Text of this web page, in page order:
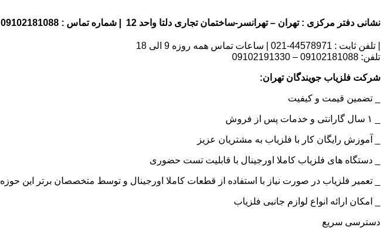
نشانی دفتر مرکزی : تهران – تهرانسر-ساختمان تجاری دلتا واحد 12 | شماره تماس : 09102181088
| تلفن ثابت : 44578971-021 | ساعات تماس همه روزه 9 الی 18
تلفن: 09102181088 – 09102191330
شرکت فلزیاب جویندگان تهران:
_ تضمین قیمت و کیفیت
_ آموزش رایگان کار با فلزیاب به مشتریان عزیز
_ دستگاه های فلزیاب کاملا اورجینال با قابلیت تست حضوری
_ تعمیر فلزیاب در صورت نیاز با استفاده از قطعات کاملا اورجینال و توسط متخصصان برتر این حوزه
_ امکان ارائه انواع لوازم جانبی فلزیاب
دسترسی سریع